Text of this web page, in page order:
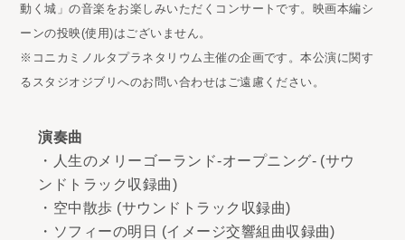
動く城」の音楽をお楽しみいただくコンサートです。映画本編シ
ーンの投映(使用)はございません。
※コニカミノルタプラネタリウム主催の企画です。本公演に関す
るスタジオジブリへのお問い合わせはご遠慮ください。
演奏曲
・人生のメリーゴーランド-オープニング- (サウ
ンドトラック収録曲)
・空中散歩 (サウンドトラック収録曲)
・ソフィーの明日 (イメージ交響組曲収録曲)